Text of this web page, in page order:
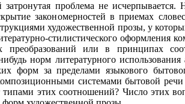
проблема не исчерпывается.
закономерностей в приемах
художественной прозы, у
стилистического оформления
преобразований или в принципах
норм литературного
форм за пределами языкового
системами бытовой
этих соотношений? Число этих